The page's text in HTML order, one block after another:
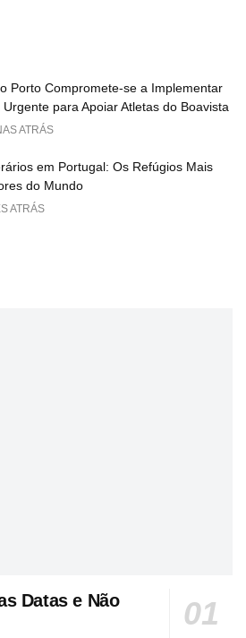
Porto Compromete-se a Implementar
para Apoiar Atletas do Boavista
ATRÁS
em Portugal: Os Refúgios Mais
do Mundo
ATRÁS
Datas e Não